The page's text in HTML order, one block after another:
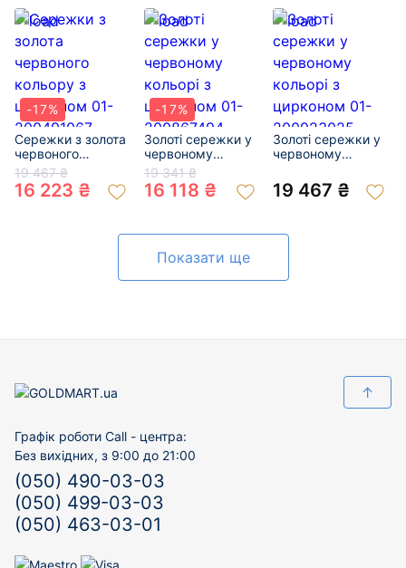
-17%
Сережки з золота
червоного
кольору з
цирконом 01-
200491067
19 467 ₴
16 223 ₴
-17%
Золоті сережки у
червоному
кольорі з
цирконом 01-
200867494
19 341 ₴
16 118 ₴
Золоті сережки у
червоному
цирконом 01-
200923025
19 467 ₴
Показати ще
↑
Графік роботи Call - центра:
Без вихідних, з 9:00 до 21:00
(050) 490-03-03
(050) 499-03-03
(050) 463-03-01